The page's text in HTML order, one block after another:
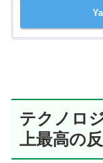
テクノロ
上最高の